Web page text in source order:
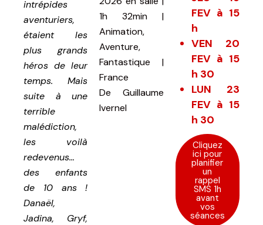
intrépides
aventuriers,
étaient les
plus grands
héros de leur
temps. Mais
suite à une
terrible
malédiction,
les voilà
redevenus…
des enfants
de 10 ans !
Danaël,
Jadina, Gryf,
1h 32min |
Animation,
Aventure,
Fantastique |
France
De Guillaume
Ivernel
FEV à 15
h
VEN 20
FEV à 15
h 30
LUN 23
FEV à 15
h 30
Cliquez
ici pour
planifier
un
rappel
SMS 1h
avant
vos
séances